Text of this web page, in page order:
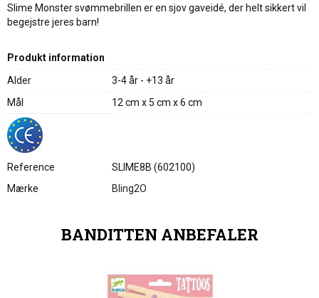
Slime Monster svømmebrillen er en sjov gaveidé, der helt sikkert vil
begejstre jeres barn!
Produkt information
Alder
3-4 år - +13 år
Mål
12 cm x 5 cm x 6 cm
Reference
SLIME8B (602100)
Mærke
Bling2O
BANDITTEN ANBEFALER